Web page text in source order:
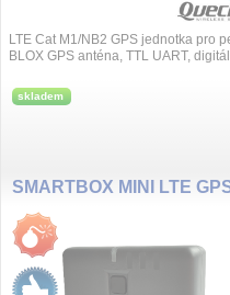
LTE Cat M1/NB2 GPS jednotka pro
BLOX GPS anténa, TTL UART,
skladem